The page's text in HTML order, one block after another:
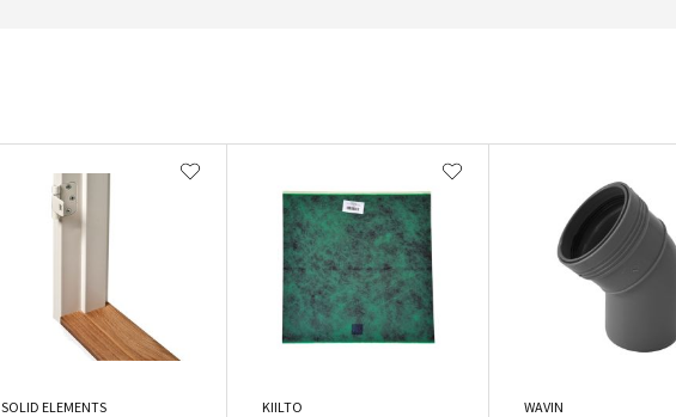
SOLID ELEMENTS KIILTO WAVIN